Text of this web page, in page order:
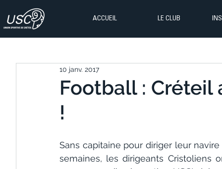
ACCUEIL LE CLUB
Football : Créteil
!
10 janv. 2017
Sans capitaine pour diriger leur
semaines, les dirigeants Cristoliens